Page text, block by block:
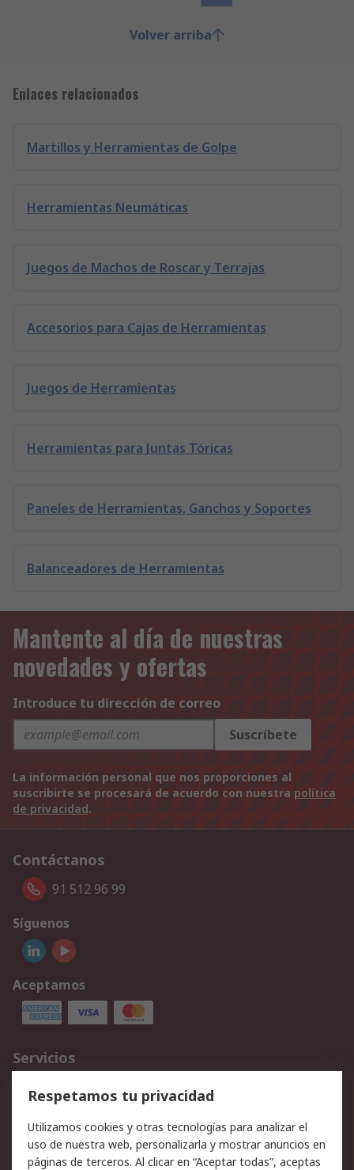
Volver arriba
Enlaces relacionados
Martillos y Herramientas de Golpe
Herramientas Neumáticas
Juegos de Machos de Roscar y Terrajas
Accesorios para Cajas de Herramientas
Juegos de Herramientas
Herramientas para Juntas Tóricas
Paneles de Herramientas, Ganchos y Soportes
Balanceadores de Herramientas
Mantente al día de nuestras
novedades y ofertas
Introduce tu dirección de correo
Suscríbete
La información personal que nos proporciones al
suscribirte se procesará de acuerdo con nuestra política
de privacidad.
Contáctanos
91 512 96 99
Síguenos
Aceptamos
Servicios
Cómo realizar pedidos
Devoluciones
Facturación y pago
Ofertas
Soporte técnico
Respetamos tu privacidad
Utilizamos cookies y otras tecnologías para analizar el
uso de nuestra web, personalizarla y mostrar anuncios en
páginas de terceros. Al clicar en “Aceptar todas”, aceptas